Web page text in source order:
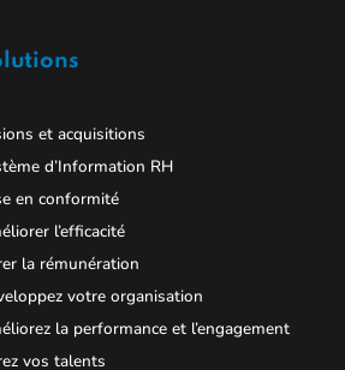
et acquisitions
d’Information RH
en conformité
l’efficacité
la rémunération
votre organisation
la performance et l’engagement
vos talents